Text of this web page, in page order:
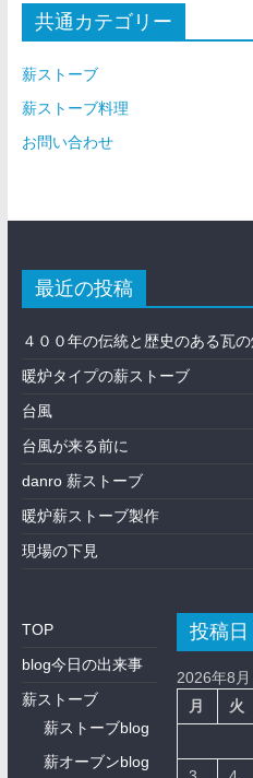
共通カテゴリー
薪ストーブ
薪ストーブ料理
お問い合わせ
最近の投稿
４００年の伝統と歴史のある瓦
暖炉タイプの薪ストーブ
台風
台風が来る前に
danro 薪ストーブ
暖炉薪ストーブ製作
現場の下見
TOP
blog今日の出来事
薪ストーブ
薪ストーブblog
薪オーブンblog
投稿日
2026年8月
月
火